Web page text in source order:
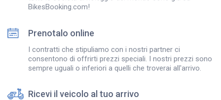
BikesBooking.com!
Prenotalo online
I contratti che stipuliamo con i nostri partner ci
consentono di offrirti prezzi speciali. I nostri prezzi sono
sempre uguali o inferiori a quelli che troverai all'arrivo.
Ricevi il veicolo al tuo arrivo